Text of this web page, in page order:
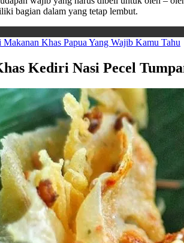
bagian dalam yang tetap lembut.
Khas Papua Yang Wajib Kamu Tahu
Kediri Nasi Pecel